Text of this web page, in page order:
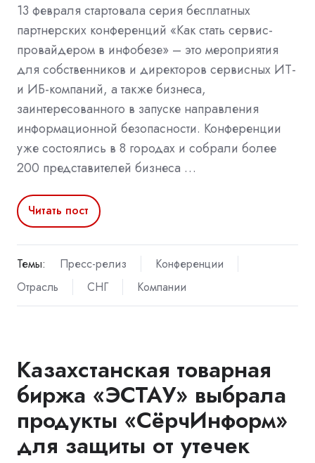
13 февраля стартовала серия бесплатных
партнерских конференций «Как стать сервис-
провайдером в инфобезе» – это мероприятия
для собственников и директоров сервисных ИТ-
и ИБ-компаний, а также бизнеса,
заинтересованного в запуске направления
информационной безопасности. Конференции
уже состоялись в 8 городах и собрали более
200 представителей бизнеса …
Читать пост
Темы: Пресс-релиз
Конференции
Отрасль
СНГ Компании
Казахстанская товарная
биржа «ЭСТАУ» выбрала
продукты «СёрчИнформ»
для защиты от утечек